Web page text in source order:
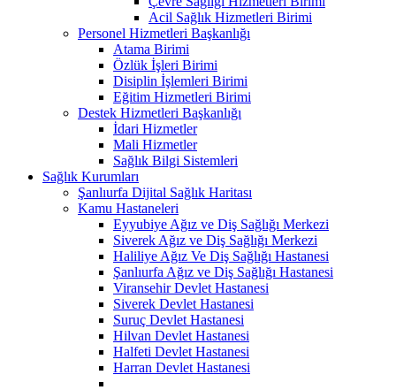
Acil Sağlık Hizmetleri Birimi
Personel Hizmetleri Başkanlığı
Atama Birimi
Özlük İşleri Birimi
Disiplin İşlemleri Birimi
Eğitim Hizmetleri Birimi
Destek Hizmetleri Başkanlığı
İdari Hizmetler
Mali Hizmetler
Sağlık Bilgi Sistemleri
Sağlık Kurumları
Şanlıurfa Dijital Sağlık Haritası
Kamu Hastaneleri
Eyyubiye Ağız ve Diş Sağlığı Merkezi
Siverek Ağız ve Diş Sağlığı Merkezi
Haliliye Ağız Ve Diş Sağlığı Hastanesi
Şanlıurfa Ağız ve Diş Sağlığı Hastanesi
Viransehir Devlet Hastanesi
Siverek Devlet Hastanesi
Suruç Devlet Hastanesi
Hilvan Devlet Hastanesi
Halfeti Devlet Hastanesi
Harran Devlet Hastanesi